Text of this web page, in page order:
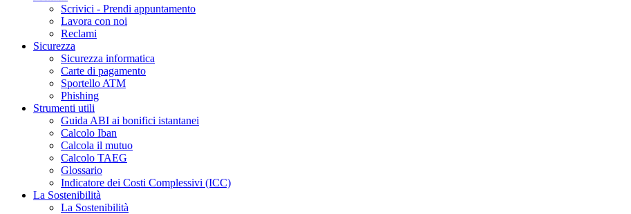
Scrivici - Prendi appuntamento
Lavora con noi
Reclami
Sicurezza
Sicurezza informatica
Carte di pagamento
Sportello ATM
Phishing
Strumenti utili
Guida ABI ai bonifici istantanei
Calcolo Iban
Calcola il mutuo
Calcolo TAEG
Glossario
Indicatore dei Costi Complessivi (ICC)
La Sostenibilità
La Sostenibilità